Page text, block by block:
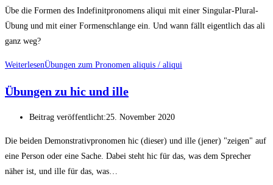
Übe die Formen des Indefinitpronomens aliqui mit einer Singular-Plural-
Übung und mit einer Formenschlange ein. Und wann fällt eigentlich das ali
ganz weg?
WeiterlesenÜbungen zum Pronomen aliquis / aliqui
Übungen zu hic und ille
Beitrag veröffentlicht:25. November 2020
Die beiden Demonstrativpronomen hic (dieser) und ille (jener) "zeigen" auf
eine Person oder eine Sache. Dabei steht hic für das, was dem Sprecher
näher ist, und ille für das, was…